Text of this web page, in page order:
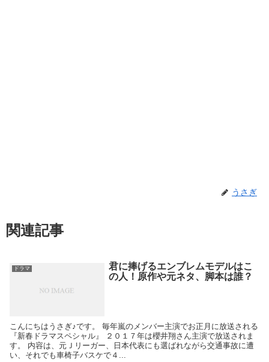
うさぎ
関連記事
ドラマ
君に捧げるエンブレムモデルはこ
の人！原作や元ネタ、脚本は誰？
こんにちはうさぎ♪です。 毎年嵐のメンバー主演でお正月に放送される
『新春ドラマスペシャル』 ２０１７年は櫻井翔さん主演で放送されま
す。 内容は、元Ｊリーガー、日本代表にも選ばれながら交通事故に遭
い、それでも車椅子バスケで４...